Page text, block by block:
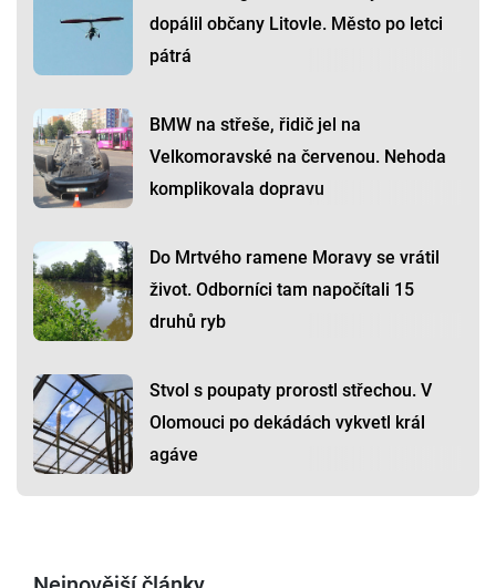
dopálil občany Litovle. Město po letci
pátrá
BMW na střeše, řidič jel na
Velkomoravské na červenou. Nehoda
komplikovala dopravu
Do Mrtvého ramene Moravy se vrátil
život. Odborníci tam napočítali 15
druhů ryb
Stvol s poupaty prorostl střechou. V
Olomouci po dekádách vykvetl král
agáve